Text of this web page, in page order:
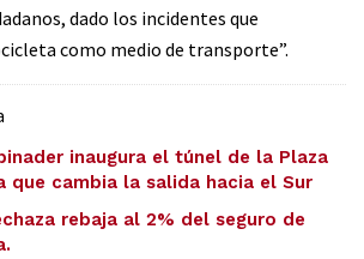
dado los incidentes que
como medio de transporte”.
inaugura el túnel de la Plaza
que cambia la salida hacia el Sur
rebaja al 2% del seguro de